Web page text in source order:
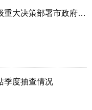
贯彻落实上级重大决策部署市政府工作速览
季度抽查情况